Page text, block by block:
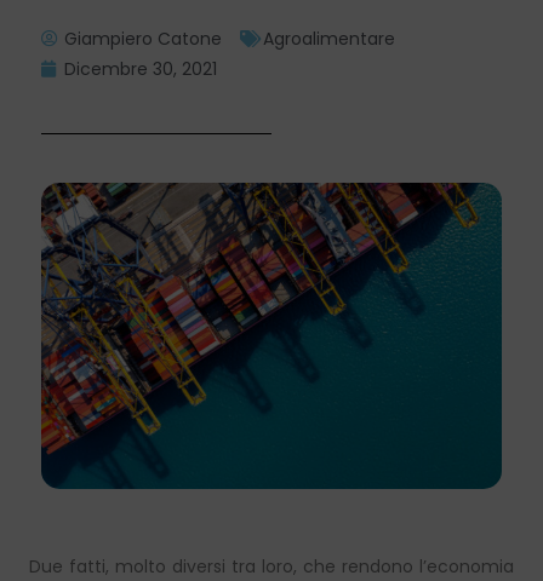
Giampiero Catone
Agroalimentare
Dicembre 30, 2021
Due fatti, molto diversi tra loro, che rendono l’economia